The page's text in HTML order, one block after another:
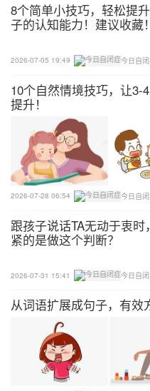
校任务，就算是学会的
当执行功能有困难时你
常见的问题表现
✔孩子似乎有拖延症，
✔不知道事情的轻重缓
的事
✔经常忘东忘西，忘记
✔听话常常没听完整，
✔当规则或惯例改变时
困难
✔无法将注意力从一项
✔过度情绪化，遇到挫
8个简单小技巧，轻松提
子的认知能力！建议收藏！
2026-07-05 19:49 今日自
10个自然情境技巧，让3-
提升！
2026-07-28 06:54 今日自
跟孩子说话TA无动于衷时
紧的是做这个判断？
2026-07-31 15:41 今日自
从词语扩展成句子，有效